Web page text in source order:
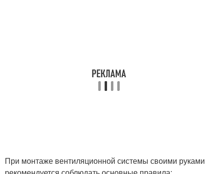
При монтаже вентиляционной системы своими руками